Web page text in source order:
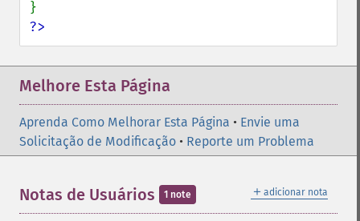
?>
Melhore Esta Página
Aprenda Como Melhorar Esta Página • Envie uma
Solicitação de Modificação • Reporte um Problema
＋ adicionar nota
Notas de Usuários 1 note